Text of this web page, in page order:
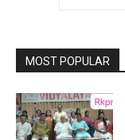
MOST POPULAR